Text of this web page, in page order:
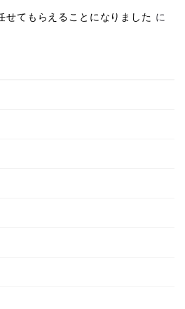
てもらえることになりました に